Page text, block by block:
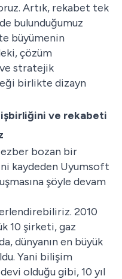
Artık, rekabet tek
bulunduğumuz
büyümenin
çözüm
ve stratejik
birlikte dizayn
işbirliğini ve rekabeti
ezber bozan bir
kaydeden Uyumsoft
şöyle devam
2010
10 şirketi, gaz
dünyanın en büyük
Yani bilişim
olduğu gibi, 10 yıl